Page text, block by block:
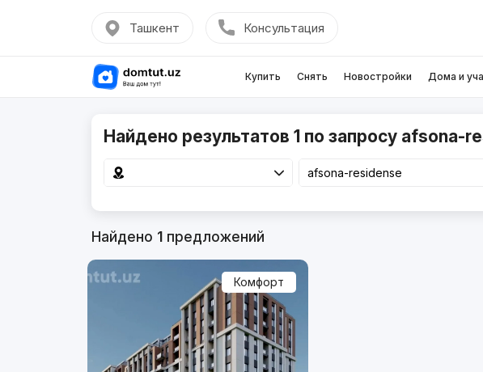
Ташкент Консультация
Купить Снять Новостройки Дома и
Найдено результатов 1 по запросу afsona-
Найдено 1предложений
Комфорт